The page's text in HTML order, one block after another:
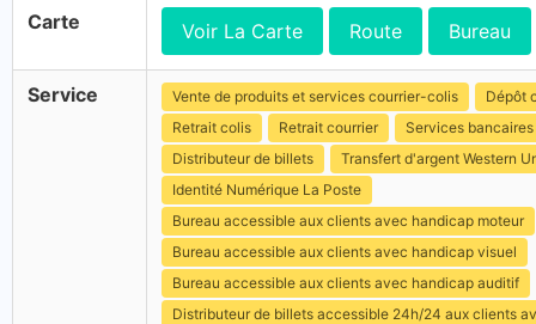
Carte Voir La Carte Route Bureau
Service Vente de produits et services courrier-colis
Dépôt
Retrait colis
Retrait courrier
Services bancaires
Distributeur de billets
Transfert d'argent Western
Identité Numérique La Poste
Bureau accessible aux clients avec handicap moteur
Bureau accessible aux clients avec handicap visuel
Bureau accessible aux clients avec handicap auditif
Distributeur de billets accessible 24h/24 aux clients